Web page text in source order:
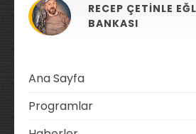
RECEP ÇETINLE
BANKASI
Ana Sayfa
Programlar